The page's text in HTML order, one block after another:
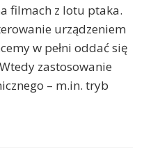
filmach z lotu ptaka.
urządzeniem
w pełni oddać się
zastosowanie
– m.in. tryb